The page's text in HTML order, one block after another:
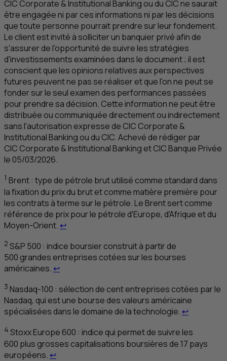
CIC Corporate & Institutional Banking ou du CIC ne saurait
être engagée ni par ces informations ni par les décisions
que toute personne pourrait prendre sur leur fondement.
Le client est invité à solliciter un banquier privé afin de
s'assurer de l'opportunité de suivre les stratégies
d'investissements examinées dans le document ; il est
conscient que les opinions relatives aux perspectives
futures peuvent ne pas se réaliser et que l'on ne peut se
fonder sur le seul examen des performances passées
pour prendre sa décision. Cette information ne peut être
distribuée ou communiquée directement ou indirectement
sans l'autorisation expresse de CIC Corporate &
Institutional Banking ou du CIC. Achevé de rédiger par
CIC Corporate & Institutional Banking etCIC Banque Privée
le 05/03/2026.
1 Brent : type de pétrole brut utilisé comme standard dans
la fixation du prix du brut et comme matière première pour
les contrats à terme sur le pétrole. Le Brent sert comme
référence de prix pour le pétrole d'Europe, d'Afrique et du
Moyen-Orient. ↩Retour au renvoi 1
2 S&P 500 : indice boursier construit à partir de
500 grandes entreprises cotées sur les bourses
américaines. ↩Retour au renvoi 2
3 Nasdaq-100 : sélection de cent entreprises cotées par le
Nasdaq, qui est une bourse des valeurs américaine
spécialisées dans le domaine de la technologie. ↩Retour au
4 Stoxx Europe 600 : indice qui permet de suivre les
600 plus grosses capitalisations boursières de 17 pays
européens. ↩Retour au renvoi 4